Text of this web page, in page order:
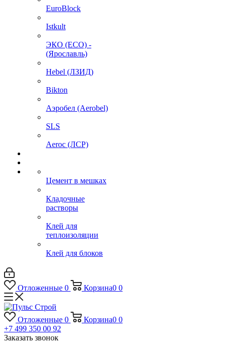
EuroBlock
Istkult
ЭКО (ECO) -
(Ярославль)
Hebel (ЛЗИД)
Bikton
Аэробел (Aerobel)
SLS
Aeroc (ЛСР)
Цемент в мешках
Кладочные
растворы
Клей для
теплоизоляции
Клей для блоков
Отложенные 0 Корзина0 0
Отложенные 0 Корзина0 0
+7 499 350 00 92
Заказать звонок